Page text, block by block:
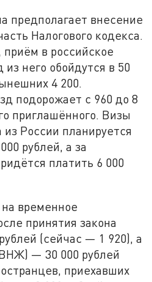
предполагает внесение
Налогового кодекса.
приём в российское
него обойдутся в 50
4 200.
подорожает с 960 до 8
приглашённого. Визы
России планируется
рублей, а за
платить 6 000
временное
принятия закона
(сейчас — 1 920), а
— 30 000 рублей
приехавших